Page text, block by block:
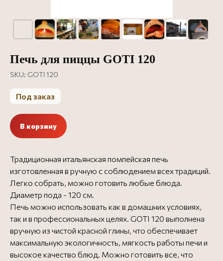
Печь для пиццы GOTI 120
SKU: GOTI 120
Под заказ
В корзину
Традиционная итальянская помпейская печь
изготовленная в ручную с соблюдением всех традиций.
Легко собрать, можно готовить любые блюда.
Диаметр пода - 120 см.
Печь можно использовать как в домашних условиях,
так и в профессиональных целях. GOTI 120 выполнена
вручную из чистой красной глины, что обеспечивает
максимальную экологичность, мягкость работы печи и
высокое качество блюд. Можно готовить все, что